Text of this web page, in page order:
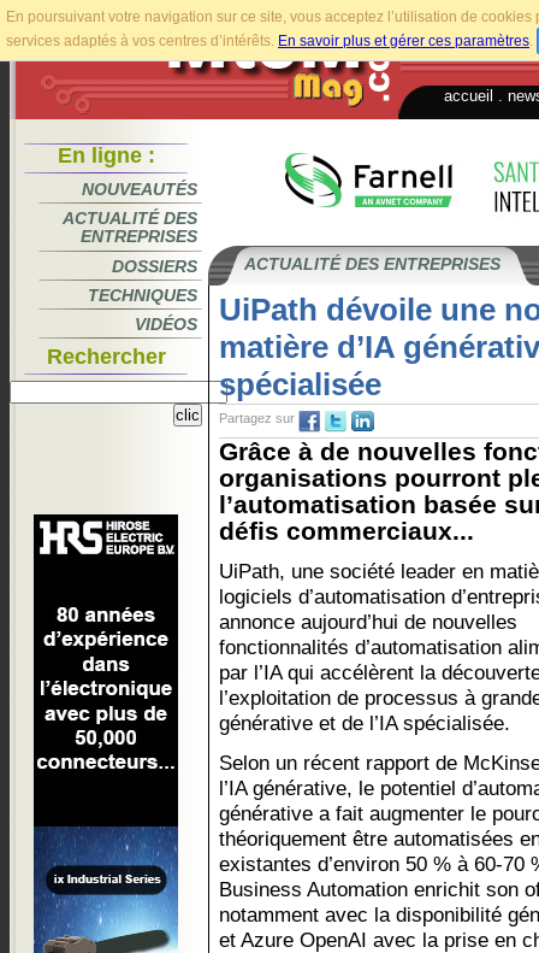
En poursuivant votre navigation sur ce site, vous acceptez l’utilisation de
services adaptés à vos centres d’intérêts. En savoir plus et gérer ces paramètres.
accueil
En ligne :
NOUVEAUTÉS
ACTUALITÉ DES
ENTREPRISES
DOSSIERS
TECHNIQUES
VIDÉOS
Rechercher
ACTUALITÉ DES ENTREPRISES
UiPath dévoile une
matière d’IA
spécialisée
Partagez sur
Grâce à de nouvelles
organisations pourront
l’automatisation basée
défis commerciaux...
UiPath, une société leader en
logiciels d’automatisation
annonce aujourd’hui de nouvelles
fonctionnalités d’automatisation
par l’IA qui accélèrent la
l’exploitation de processus à
générative et de l’IA spécialisée.
Selon un récent rapport de
l’IA générative, le potentiel
générative a fait augmenter le
théoriquement être automatisées
existantes d’environ 50 % à 60-70
Business Automation enrichit son
notamment avec la disponibilité
et Azure OpenAI avec la prise en